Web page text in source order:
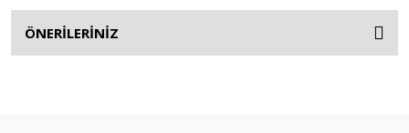
ÖNERİLERİNİZ